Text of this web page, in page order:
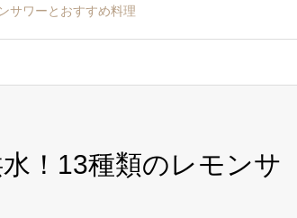
サワーとおすすめ料理
！13種類のレモンサ